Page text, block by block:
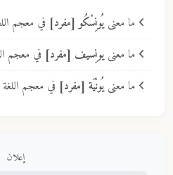
ما معنىيُونِسْكُو [مفرد] في معجم
ما معنىيونِسيف [مفرد] في معجم
ما معنىيُونْيَة [مفرد] في معجم اللغة
إعلان